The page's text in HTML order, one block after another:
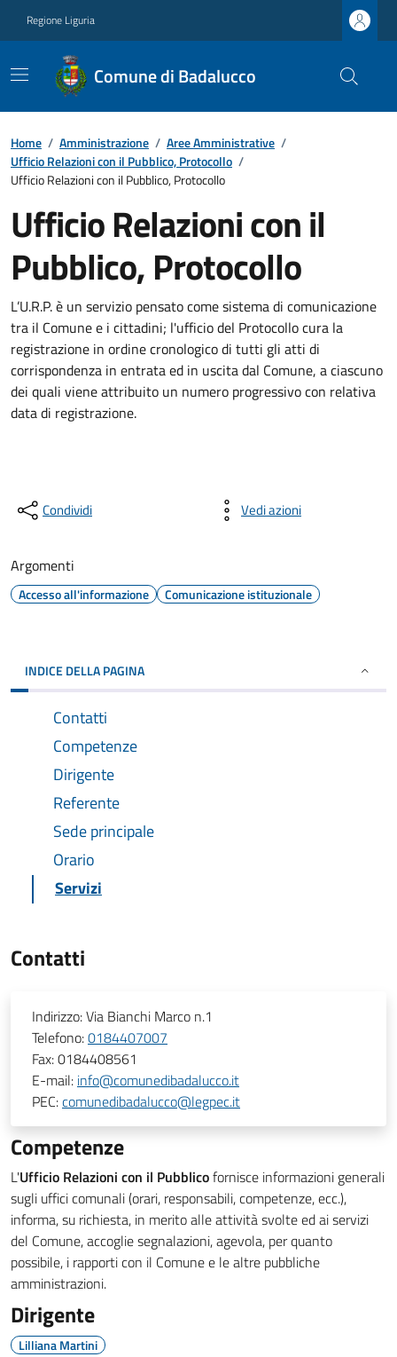
Regione Liguria
Comune di Badalucco
Home / Amministrazione / Aree Amministrative /
Ufficio Relazioni con il Pubblico, Protocollo /
Ufficio Relazioni con il Pubblico, Protocollo
Ufficio Relazioni con il
Pubblico, Protocollo
L’U.R.P. è un servizio pensato come sistema di comunicazione
tra il Comune e i cittadini; l'ufficio del Protocollo cura la
registrazione in ordine cronologico di tutti gli atti di
corrispondenza in entrata ed in uscita dal Comune, a ciascuno
dei quali viene attribuito un numero progressivo con relativa
data di registrazione.
Condividi Vedi azioni
Argomenti
Accesso all'informazione Comunicazione istituzionale
INDICE DELLA PAGINA
Contatti
Competenze
Dirigente
Referente
Sede principale
Orario
Servizi
Contatti
Indirizzo:Via Bianchi Marco n.1
Telefono:0184407007
Fax:0184408561
E-mail: info@comunedibadalucco.it
PEC:comunedibadalucco@legpec.it
Competenze
L'Ufficio Relazioni con il Pubblicofornisce informazioni generali
sugli uffici comunali (orari, responsabili, competenze, ecc.),
informa, su richiesta, in merito alle attività svolte ed ai servizi
del Comune, accoglie segnalazioni, agevola, per quanto
possibile, i rapporti con il Comune e le altre pubbliche
amministrazioni.
Dirigente
Lilliana Martini